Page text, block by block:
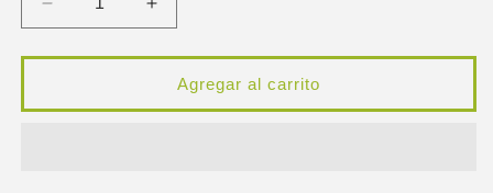
Reducir
cantidad
para
Munzhi
Aumentar
cantidad
para
Aceite
Munzhi
Agregar al carrito